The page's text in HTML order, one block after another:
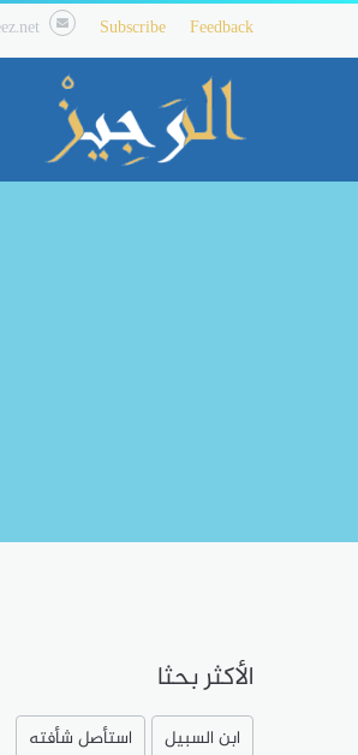
Feedback
Subscribe
الأكثر بحثا
ابن السبيل
استأصل شأفته